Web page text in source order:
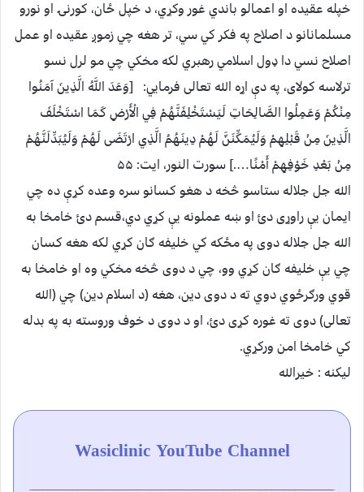
خپله عقیده او اعمالو باندي غور وکړي، د خپل ځان، کورنۍ او نورو
مسلمانانو د اصلاح په فکر کي سي، تر هغه چي زموږ عقیده او عمل
اصلاح نسي دا ډول اسلامي رهبري لکه مخکي چي مو لرل نسو
ترلاسه کولای، په دې اړه الله تعالی فرمایي: [وَعَدَ اللَّهُ الَّذِينَ آمَنُوا
مِنْكُمْ وَعَمِلُوا الصَّالِحَاتِ لَيَسْتَخْلِفَنَّهُمْ فِي الْأَرْضِ كَمَا اسْتَخْلَفَ
الَّذِينَ مِنْ قَبْلِهِمْ وَلَيُمَكِّنَنَّ لَهُمْ دِينَهُمُ الَّذِي ارْتَضَى لَهُمْ وَلَيُبَدِّلَنَّهُمْ
مِنْ بَعْدِ خَوْفِهِمْ أَمْنًا….] سورت النور، ایت: ۵۵
الله جل جلاله ستاسو څخه د هغو کسانو سره وعده کړې ده چي
ایمان يې راوړی دئ او ښه عملونه يې کړي دي،قسم دئ خامخا به
الله جل جلاله دوی په مځکه کي خلیفه ګان کړي لکه هغه کسان
چي یې خلیفه ګان کړي وو، چي د دوی څخه مخکي وه او خامخا به
قوي ورګرځوي دوي ته د دوی دین، هغه (د اسلام دین) چي (الله
تعالی) دوی ته غوره کړی دئ، او د دوی د خوف وروسته به په بدله
کي خامخا امن ورکړي.
ليکنه : خيرالله
Wasiclinic YouTube Channel